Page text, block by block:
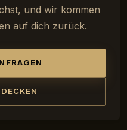
und wir kommen
auf dich zurück.